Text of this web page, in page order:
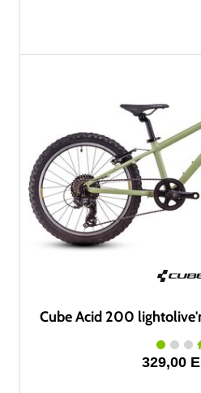
Cube Acid 200
329,00